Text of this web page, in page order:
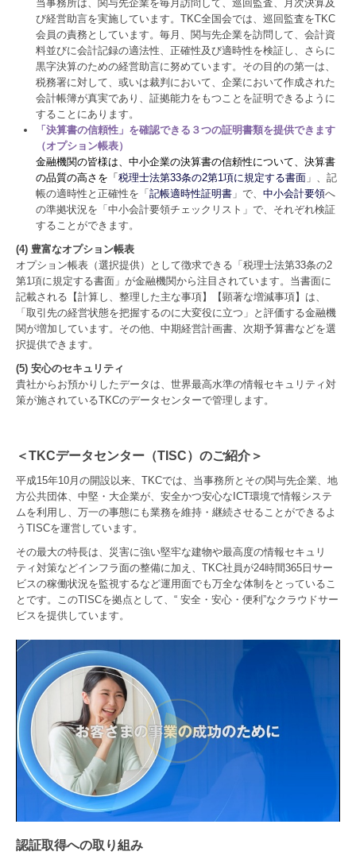
当事務所は、関与先企業を毎月訪問して、巡回監査、月次決算及
び経営助言を実施しています。TKC全国会では、巡回監査をTKC
会員の責務としています。毎月、関与先企業を訪問して、会計資
料並びに会計記録の適法性、正確性及び適時性を検証し、さらに
黒字決算のための経営助言に努めています。その目的の第一は、
税務署に対して、或いは裁判において、企業において作成された
会計帳簿が真実であり、証拠能力をもつことを証明できるように
することにあります。
「決算書の信頼性」を確認できる３つの証明書類を提供できます
（オプション帳表）
金融機関の皆様は、中小企業の決算書の信頼性について、決算書
の品質の高さを「税理士法第33条の2第1項に規定する書面 」、記
帳の適時性と正確性を「記帳適時性証明書 」で、 中小会計要領へ
の準拠状況を「中小会計要領チェックリスト」で、それぞれ検証
することができます。
(4) 豊富なオプション帳表
オプション帳表（選択提供）として徴求できる「税理士法第33条の2
第1項に規定する書面」が金融機関から注目されています。当書面に
記載される【計算し、整理した主な事項】【顕著な増減事項】は、
「取引先の経営状態を把握するのに大変役に立つ」と評価する金融機
関が増加しています。その他、中期経営計画書、次期予算書などを選
択提供できます。
(5) 安心のセキュリティ
貴社からお預かりしたデータは、世界最高水準の情報セキュリティ対
策が施されているTKCのデータセンターで管理します。
＜TKCデータセンター（TISC）のご紹介＞
平成15年10月の開設以来、TKCでは、当事務所とその関与先企業、地
方公共団体、中堅・大企業が、安全かつ安心なICT環境で情報システ
ムを利用し、万一の事態にも業務を維持・継続させることができるよ
うTISCを運営しています。
その最大の特長は、災害に強い堅牢な建物や最高度の情報セキュリ
ティ対策などインフラ面の整備に加え、TKC社員が24時間365日サー
ビスの稼働状況を監視するなど運用面でも万全な体制をとっているこ
とです。このTISCを拠点として、“ 安全・安心・便利”なクラウドサー
ビスを提供しています。
認証取得への取り組み